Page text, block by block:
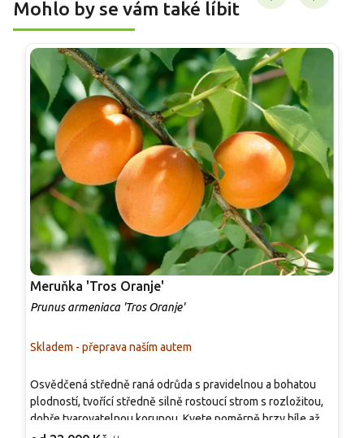
Mohlo by se vám také líbit
Meruňka 'Tros Oranje'
Prunus armeniaca 'Tros Oranje'
Skladem - přeprava naším autem
Osvědčená středně raná odrůda s pravidelnou a bohatou
plodností, tvořící středně silně rostoucí strom s rozložitou,
dobře tvarovatelnou korunou. Kvete poměrně brzy bíle až